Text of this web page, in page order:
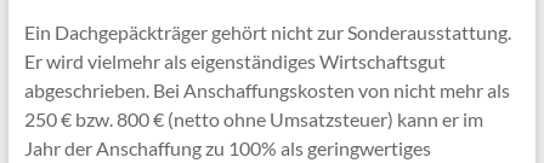
Ein Dachgepäckträger gehört nicht zur Sonderausstattung.
Er wird vielmehr als eigenständiges Wirtschaftsgut
abgeschrieben. Bei Anschaffungskosten von nicht mehr als
250 € bzw. 800 € (netto ohne Umsatzsteuer) kann er im
Jahr der Anschaffung zu 100% als geringwertiges